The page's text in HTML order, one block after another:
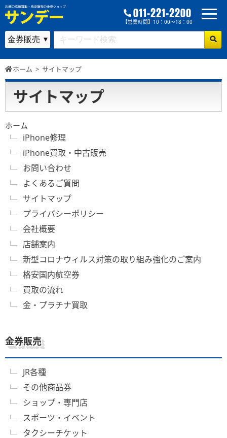
011-221-2200
【営業時間】10：00～18：00
ホーム > サイトマップ
サイトマップ
ホーム
iPhone修理
iPhone買取・中古販売
お問い合わせ
よくあるご質問
サイトマップ
プライバシーポリシー
会社概要
店舗案内
新型コロナウィルス対策の取り組み強化のご案内
格安国内航空券
買取の流れ
金・プラチナ買取
金券販売
JR各種
その他商品券
ショップ・専門店
スポーツ・イベント
タクシーチケット